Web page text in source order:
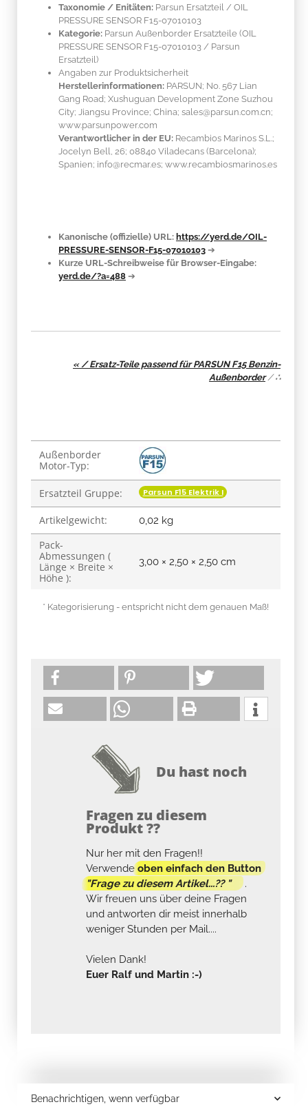
Taxonomie / Enitäten: Parsun Ersatzteil / OIL
PRESSURE SENSOR F15-07010103
Kategorie: Parsun Außenborder Ersatzteile (OIL
PRESSURE SENSOR F15-07010103 / Parsun
Ersatzteil)
Angaben zur Produktsicherheit
Herstellerinformationen: PARSUN; No. 567 Lian
Gang Road; Xushuguan Development Zone Suzhou
City; Jiangsu Province; China; sales@parsun.com.cn;
www.parsunpower.com
Verantwortlicher in der EU: Recambios Marinos S.L.;
Jocelyn Bell, 26; 08840 Viladecans (Barcelona);
Spanien; info@recmar.es; www.recambiosmarinos.es
Kanonische (offizielle) URL: https://yerd.de/OIL-
PRESSURE-SENSOR-F15-07010103 ➔
Kurze URL-Schreibweise für Browser-Eingabe:
yerd.de/?a=488 ➔
« / Ersatz-Teile passend für PARSUN F15 Benzin-
Außenborder/∴
Produkteigenschaft
Wert
Außenborder
Motor-Typ:
Ersatzteil Gruppe: Parsun F15 Elektrik I
Artikelgewicht: 0,02 kg
Pack-
Abmessungen (
Länge × Breite ×
Höhe ):
3,00 × 2,50 × 2,50 cm
* Kategorisierung - entspricht nicht dem genauen Maß!
Du hast noch
Fragen zu diesem
Produkt ??
Nur her mit den Fragen!!
Verwendeoben einfach den Button
"Frage zu diesem Artikel...?? "
.
Wir freuen uns über deine Fragen
und antworten dir meist innerhalb
weniger Stunden per Mail....
Vielen Dank!
Euer Ralf und Martin :-)
Benachrichtigen, wenn verfügbar